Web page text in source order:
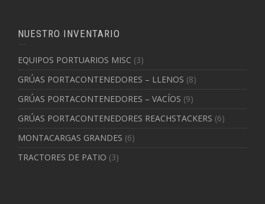
NUESTRO INVENTARIO
EQUIPOS PORTUARIOS MISC (3)
GRÚAS PORTACONTENEDORES – LLENOS (8)
GRÚAS PORTACONTENEDORES – VACÍOS (9)
GRÚAS PORTACONTENEDORES REACHSTACKERS (6)
MONTACARGAS GRANDES (6)
TRACTORES DE PATIO (3)